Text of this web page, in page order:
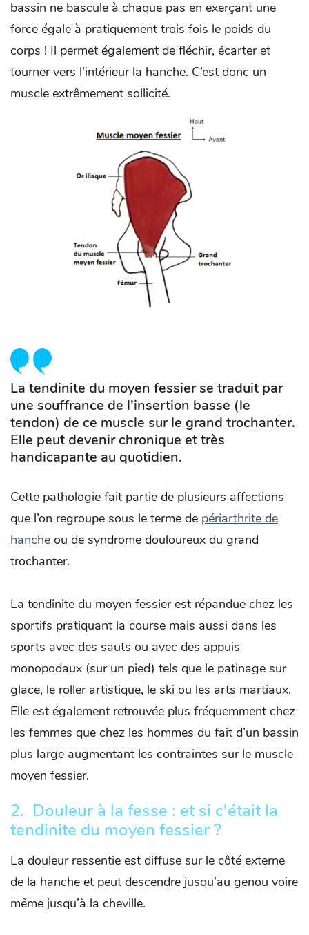
bassin ne bascule à chaque pas en exerçant une
force égale à pratiquement trois fois le poids du
corps ! Il permet également de fléchir, écarter et
tourner vers l’intérieur la hanche. C’est donc un
muscle extrêmement sollicité.
La tendinite du moyen fessier se traduit par
une souffrance de l’insertion basse (le
tendon) de ce muscle sur le grand trochanter.
Elle peut devenir chronique et très
handicapante au quotidien.
Cette pathologie fait partie de plusieurs affections
que l’on regroupe sous le terme de périarthrite de
hanche ou de syndrome douloureux du grand
trochanter.
La tendinite du moyen fessier est répandue chez les
sportifs pratiquant la course mais aussi dans les
sports avec des sauts ou avec des appuis
monopodaux (sur un pied) tels que le patinage sur
glace, le roller artistique, le ski ou les arts martiaux.
Elle est également retrouvée plus fréquemment chez
les femmes que chez les hommes du fait d’un bassin
plus large augmentant les contraintes sur le muscle
moyen fessier.
2. Douleur à la fesse : et si c'était la
tendinite du moyen fessier ?
La douleur ressentie est diffuse sur le côté externe
de la hanche et peut descendre jusqu’au genou voire
même jusqu’à la cheville.